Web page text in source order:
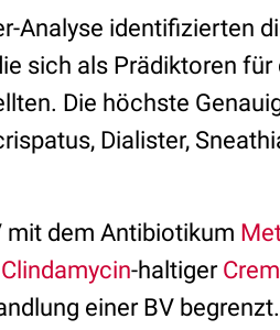
Analyse identifizierten
sich als Prädiktoren
Die höchste
Dialister,
mit dem Antibiotikum
Clindamycin-haltiger
einer BV